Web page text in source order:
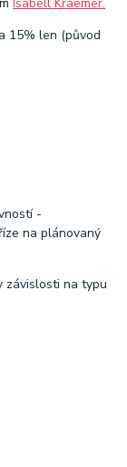
15% len (původ
-
na plánovaný
závislosti na typu